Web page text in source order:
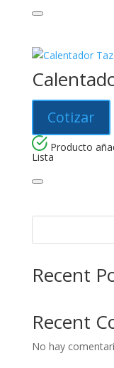
Cotizar
Producto
Lista
Recent
Recent
No hay